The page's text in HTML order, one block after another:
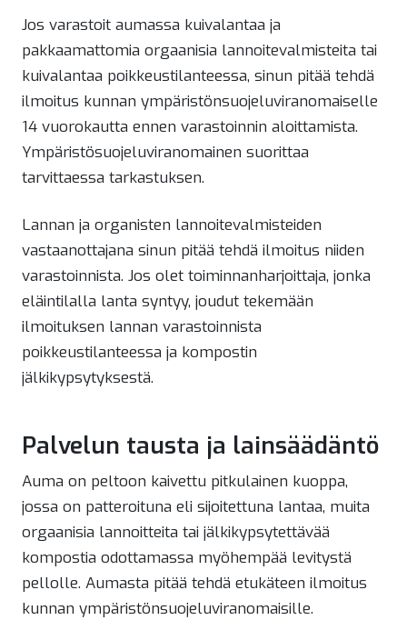
Jos varastoit aumassa kuivalantaa ja
pakkaamattomia orgaanisia lannoitevalmisteita tai
kuivalantaa poikkeustilanteessa, sinun pitää tehdä
ilmoitus kunnan ympäristönsuojeluviranomaiselle
14 vuorokautta ennen varastoinnin aloittamista.
Ympäristösuojeluviranomainen suorittaa
tarvittaessa tarkastuksen.
Lannan ja organisten lannoitevalmisteiden
vastaanottajana sinun pitää tehdä ilmoitus niiden
varastoinnista. Jos olet toiminnanharjoittaja, jonka
eläintilalla lanta syntyy, joudut tekemään
ilmoituksen lannan varastoinnista
poikkeustilanteessa ja kompostin
jälkikypsytyksestä.
Palvelun tausta ja lainsäädäntö
Auma on peltoon kaivettu pitkulainen kuoppa,
jossa on patteroituna eli sijoitettuna lantaa, muita
orgaanisia lannoitteita tai jälkikypsytettävää
kompostia odottamassa myöhempää levitystä
pellolle. Aumasta pitää tehdä etukäteen ilmoitus
kunnan ympäristönsuojeluviranomaisille.